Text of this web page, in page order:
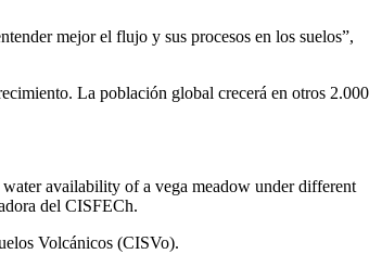
mejor el flujo y sus procesos en los suelos”,
La población global crecerá en otros 2.000
availability of a vega meadow under different
del CISFECh.
Volcánicos (CISVo).